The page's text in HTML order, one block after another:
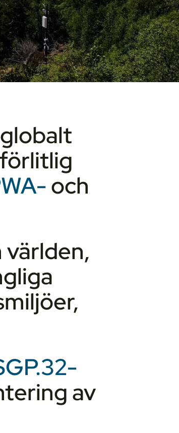
och
världen,
av